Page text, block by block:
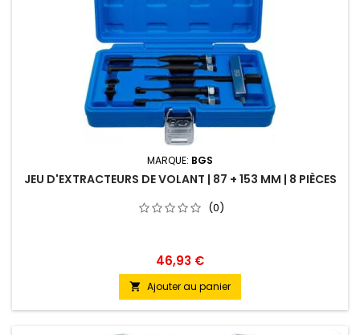
MARQUE: BGS
JEU D'EXTRACTEURS DE VOLANT | 87 + 153 MM | 8 PIÈCES
(0)
46,93 €
 Ajouter au panier